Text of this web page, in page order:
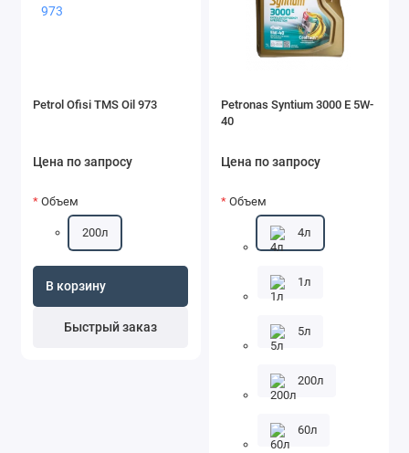
Petrol Ofisi TMS Oil 973
Цена по запросу
Объем
200л
В корзину
Быстрый заказ
Petronas Syntium 3000 E 5W-
40
Цена по запросу
Объем
4л
1л
5л
200л
60л